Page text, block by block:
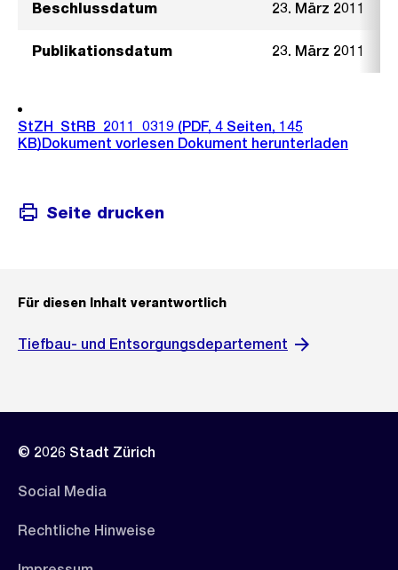
Beschlussdatum 23. März 2011
Publikationsdatum 23. März 2011
StZH_StRB_2011_0319 (PDF, 4 Seiten, 145
KB)Dokument vorlesen Dokument herunterladen
Seite drucken
Für diesen Inhalt verantwortlich
Tiefbau- und Entsorgungsdepartement
© 2026 Stadt Zürich
Social Media
Rechtliche Hinweise